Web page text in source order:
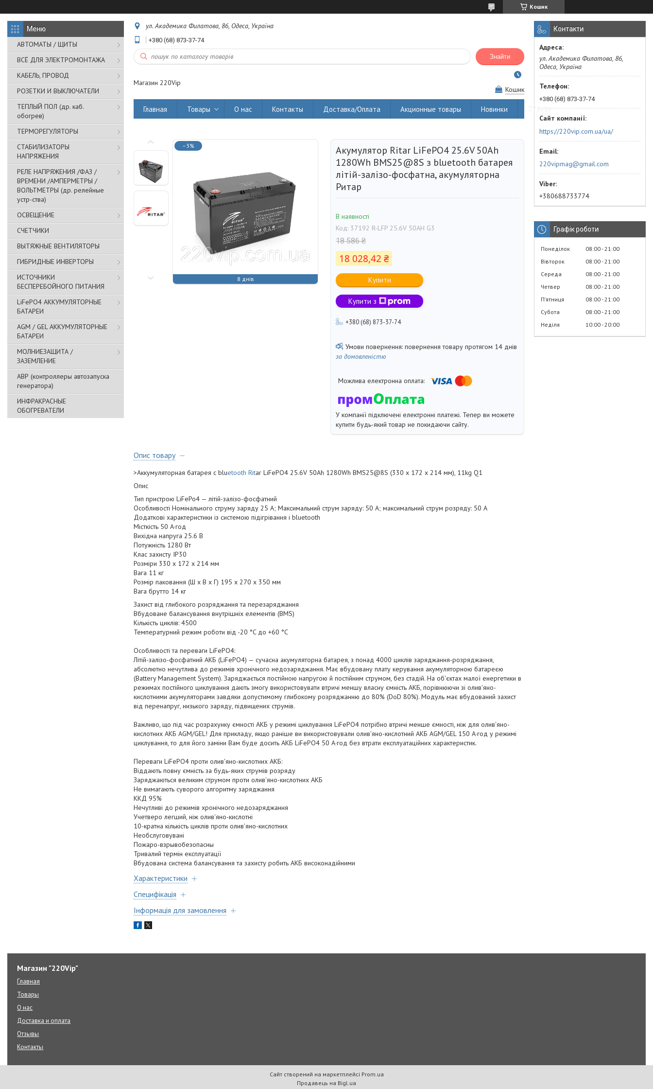
Кошик
АВТОМАТЫ / ЩИТЫ
ВСЁ ДЛЯ ЭЛЕКТРОМОНТАЖА
КАБЕЛЬ, ПРОВОД
РОЗЕТКИ И ВЫКЛЮЧАТЕЛИ
ТЕПЛЫЙ ПОЛ (др. каб.
обогрев)
ТЕРМОРЕГУЛЯТОРЫ
СТАБИЛИЗАТОРЫ
НАПРЯЖЕНИЯ
РЕЛЕ НАПРЯЖЕНИЯ /ФАЗ /
ВРЕМЕНИ /АМПЕРМЕТРЫ /
ВОЛЬТМЕТРЫ (др. релейные
устр-ства)
ОСВЕЩЕНИЕ
СЧЕТЧИКИ
ВЫТЯЖНЫЕ ВЕНТИЛЯТОРЫ
ГИБРИДНЫЕ ИНВЕРТОРЫ
ИСТОЧНИКИ
БЕСПЕРЕБОЙНОГО ПИТАНИЯ
LiFePO4 АККУМУЛЯТОРНЫЕ
БАТАРЕИ
AGM / GEL АККУМУЛЯТОРНЫЕ
БАТАРЕИ
МОЛНИЕЗАЩИТА /
ЗАЗЕМЛЕНИЕ
АВР (контроллеры автозапуска
генератора)
ИНФРАКРАСНЫЕ
ОБОГРЕВАТЕЛИ
ул. Академика Филатова, 86, Одеса, Україна
+380 (68) 873-37-74
Знайти
Магазин 220Vip
Кошик
Главная Товары О нас Контакты Доставка/Оплата Акционные товары Новинки Отзывы
–3%
8 днів
Акумулятор Ritar LiFePO4 25.6V 50Ah
1280Wh BMS25@8S з bluetooth батарея
літій-залізо-фосфатна, акумуляторна
Ритар
В наявності
Код: 37192 R-LFP 25.6V 50AH G3
18 586 ₴
18 028,42 ₴
Купити
Купити з
+380 (68) 873-37-74
повернення товару протягом 14 днів
за домовленістю
У компанії підключені електронні платежі. Тепер ви можете
купити будь-який товар не покидаючи сайту.
Опис товару
>Аккумуляторная батарея с bluetooth Ritar LiFePO4 25.6V 50Ah 1280Wh BMS25@8S (330 х 172 х 214 мм), 11kg Q1
Опис
Тип пристрою LiFePo4 — літій-залізо-фосфатний
Особливості Номінального струму заряду 25 А; Максимальний струм заряду: 50 А; максимальний струм розряду: 50 А
Додаткові характеристики із системою підігрівання і bluetooth
Місткість 50 А·год
Вихідна напруга 25.6 В
Потужність 1280 Вт
Клас захисту IP30
Розміри 330 х 172 х 214 мм
Вага 11 кг
Розмір паковання (Ш х В х Г) 195 x 270 x 350 мм
Вага брутто 14 кг
Захист від глибокого розряджання та перезаряджання
Вбудоване балансування внутрішніх елементів (BMS)
Кількість циклів: 4500
Температурний режим роботи від -20 °C до +60 °C
Особливості та переваги LiFePO4:
Літій-залізо-фосфатний АКБ (LiFePO4) — сучасна акумуляторна батарея, з понад 4000 циклів заряджання-розряджання,
абсолютно нечутлива до режимів хронічного недозаряджання. Має вбудовану плату керування акумуляторною батареєю
(Battery Management System). Заряджається постійною напругою й постійним струмом, без стадій. На об'єктах малої енергетики в
режимах постійного циклування дають змогу використовувати втричі меншу власну ємність АКБ, порівнюючи зі олив'яно-
кислотними акумуляторами завдяки допустимому глибокому розряджанню до 80% (DoD 80%). Модуль має вбудований захист
від перенапруг, низького заряду, підвищених струмів.
Важливо, що під час розрахунку ємності АКБ у режимі циклування LiFePO4 потрібно втричі менше ємності, ніж для олив'яно-
кислотних АКБ AGM/GEL! Для прикладу, якщо раніше ви використовували олив'яно-кислотний АКБ AGM/GEL 150 А·год у режимі
циклування, то для його заміни Вам буде досить АКБ LiFePO4 50 А·год без втрати експлуатаційних характеристик.
Переваги LiFePO4 проти олив'яно-кислотних АКБ:
Віддають повну ємність за будь-яких струмів розряду
Заряджаються великим струмом проти олив'яно-кислотних АКБ
Не вимагають суворого алгоритму заряджання
ККД 95%
Нечутливі до режимів хронічного недозаряджання
Учетверо легший, ніж олив'яно-кислотні
10-кратна кількість циклів проти олив'яно-кислотних
Необслуговувані
Пожаро-взрывобезопасны
Тривалий термін експлуатації
Вбудована система балансування та захисту робить АКБ високонадійними
Характеристики
Специфікація
Інформація для замовлення
Контакти
ул. Академика Филатова, 86,
Одеса, Україна
+380 (68) 873-37-74
https://220vip.com.ua/ua/
220vipmag@gmail.com
+380688733774
Графік роботи
Понеділок 08:00 21:00
Вівторок
08:00 21:00
Середа
08:00 21:00
Четвер
08:00 21:00
Пʼятниця
08:00 21:00
Субота
08:00 21:00
Неділя
10:00 20:00
Магазин "220Vip"
Главная
Товары
О нас
Доставка и оплата
Отзывы
Контакты
Сайт створений на маркетплейсі Prom.ua
Продавець на Bigl.ua